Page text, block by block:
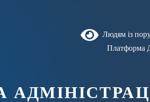
Людям із
Платформа